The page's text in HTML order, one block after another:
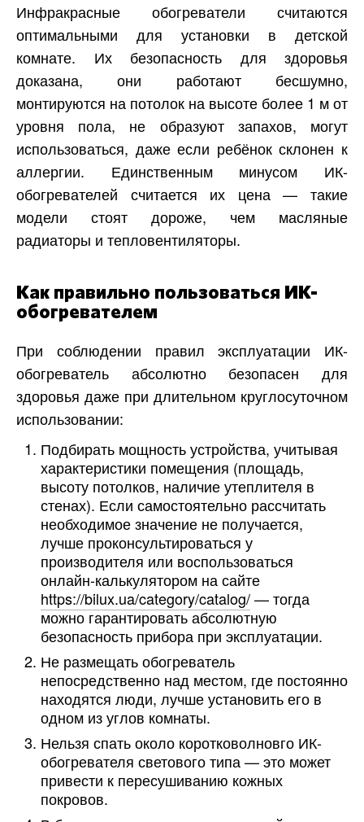
Инфракрасные обогреватели считаются
оптимальными для установки в детской
комнате. Их безопасность для здоровья
доказана, они работают бесшумно,
монтируются на потолок на высоте более 1 м от
уровня пола, не образуют запахов, могут
использоваться, даже если ребёнок склонен к
аллергии. Единственным минусом ИК-
обогревателей считается их цена — такие
модели стоят дороже, чем масляные
радиаторы и тепловентиляторы.
Как правильно пользоваться ИК-
обогревателем
При соблюдении правил эксплуатации ИК-
обогреватель абсолютно безопасен для
здоровья даже при длительном круглосуточном
использовании:
Подбирать мощность устройства, учитывая
характеристики помещения (площадь,
высоту потолков, наличие утеплителя в
стенах). Если самостоятельно рассчитать
необходимое значение не получается,
лучше проконсультироваться у
производителя или воспользоваться
онлайн-калькулятором на сайте
https://bilux.ua/category/catalog/— тогда
можно гарантировать абсолютную
безопасность прибора при эксплуатации.
Не размещать обогреватель
непосредственно над местом, где постоянно
находятся люди, лучше установить его в
одном из углов комнаты.
Нельзя спать около коротковолновго ИК-
обогревателя светового типа — это может
привести к пересушиванию кожных
покровов.